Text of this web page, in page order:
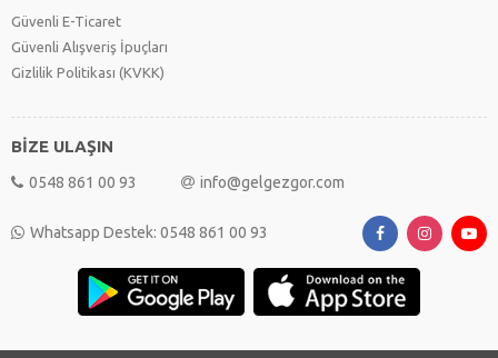
Güvenli E-Ticaret
Güvenli Alışveriş İpuçları
Gizlilik Politikası (KVKK)
BİZE ULAŞIN
0548 861 00 93 info@gelgezgor.com
Whatsapp Destek: 0548 861 00 93